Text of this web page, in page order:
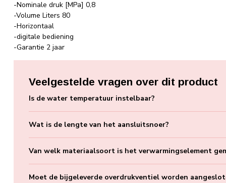
-Nominale druk [MPa] 0,8
-Volume Liters 80
-Horizontaal
-digitale bediening
-Garantie 2 jaar
Veelgestelde vragen over dit product
Is de water temperatuur instelbaar?
Wat is de lengte van het aansluitsnoer?
Van welk materiaalsoort is het verwarmingselement
Moet de bijgeleverde overdrukventiel worden